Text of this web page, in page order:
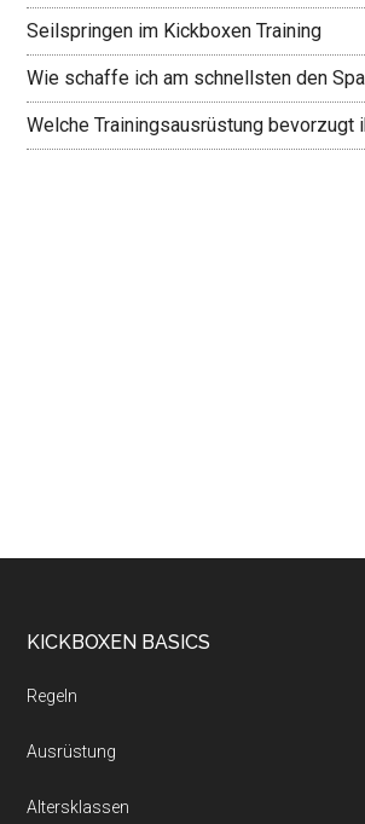
Seilspringen im Kickboxen Training
Wie schaffe ich am schnellsten den
Welche Trainingsausrüstung bevorzugt
KICKBOXEN BASICS
Regeln
Ausrüstung
Altersklassen